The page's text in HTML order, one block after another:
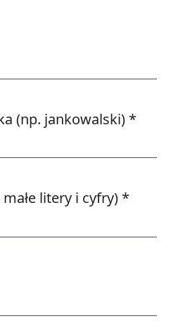
(np. jankowalski) *
litery i cyfry) *